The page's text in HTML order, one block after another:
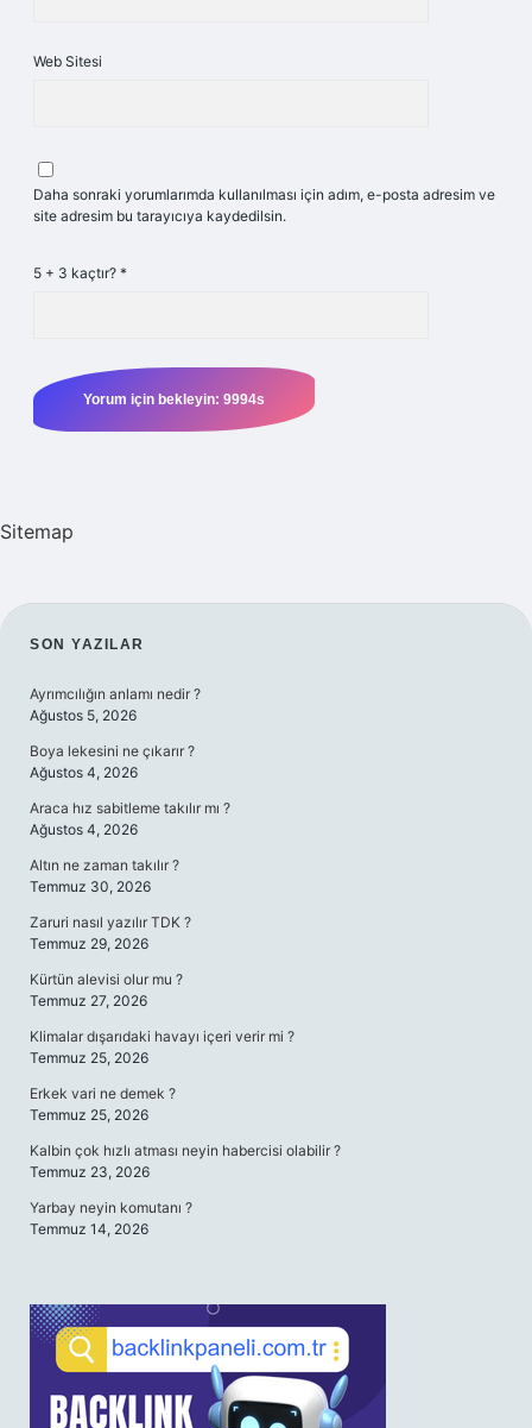
Web Sitesi
Daha sonraki yorumlarımda kullanılması için adım, e-posta adresim ve
site adresim bu tarayıcıya kaydedilsin.
5 + 3 kaçtır? *
Sitemap
SIDEBAR
SON YAZILAR
Ayrımcılığın anlamı nedir ?
Ağustos 5, 2026
Boya lekesini ne çıkarır ?
Ağustos 4, 2026
Araca hız sabitleme takılır mı ?
Ağustos 4, 2026
Altın ne zaman takılır ?
Temmuz 30, 2026
Zaruri nasıl yazılır TDK ?
Temmuz 29, 2026
Kürtün alevisi olur mu ?
Temmuz 27, 2026
Klimalar dışarıdaki havayı içeri verir mi ?
Temmuz 25, 2026
Erkek vari ne demek ?
Temmuz 25, 2026
Kalbin çok hızlı atması neyin habercisi olabilir ?
Temmuz 23, 2026
Yarbay neyin komutanı ?
Temmuz 14, 2026